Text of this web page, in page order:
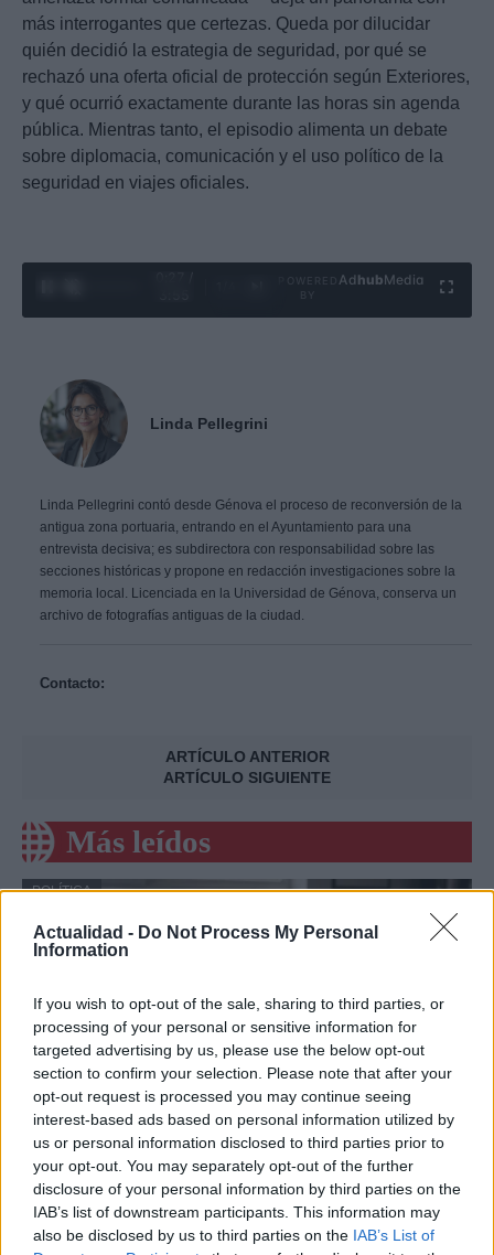
Actualidad - Do Not Process My Personal
Information
If you wish to opt-out of the sale, sharing to third parties, or
processing of your personal or sensitive information for
targeted advertising by us, please use the below opt-out
section to confirm your selection. Please note that after your
opt-out request is processed you may continue seeing
interest-based ads based on personal information utilized by
us or personal information disclosed to third parties prior to
your opt-out. You may separately opt-out of the further
disclosure of your personal information by third parties on the
IAB’s list of downstream participants. This information may
also be disclosed by us to third parties on the IAB’s List of
más interrogantes que certezas. Queda por dilucidar
quién decidió la estrategia de seguridad, por qué se
rechazó una oferta oficial de protección según Exteriores,
y qué ocurrió exactamente durante las horas sin agenda
pública. Mientras tanto, el episodio alimenta un debate
sobre diplomacia, comunicación y el uso político de la
seguridad en viajes oficiales.
Ad hubMedia
Linda Pellegrini
Linda Pellegrini contó desde Génova el proceso de reconversión de la
antigua zona portuaria, entrando en el Ayuntamiento para una
entrevista decisiva; es subdirectora con responsabilidad sobre las
secciones históricas y propone en redacción investigaciones sobre la
memoria local. Licenciada en la Universidad de Génova, conserva un
archivo de fotografías antiguas de la ciudad.
Contacto:
ARTÍCULO ANTERIOR
ARTÍCULO SIGUIENTE
Más leídos
POLÍTICA
Cómo la política internacional de Trump
está cambiando las posturas de sus
seguidores más cercanos